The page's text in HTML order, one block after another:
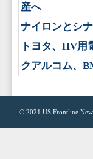
産へ
ナイロンとシ
トヨタ、HV
クアルコム、
© 2021 US Frontline